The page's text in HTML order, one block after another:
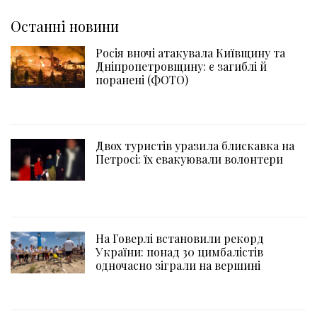
Останні новини
Росія вночі атакувала Київщину та
Дніпропетровщину: є загиблі й
поранені (ФОТО)
Двох туристів уразила блискавка на
Петросі: їх евакуювали волонтери
На Говерлі встановили рекорд
України: понад 30 цимбалістів
одночасно зіграли на вершині